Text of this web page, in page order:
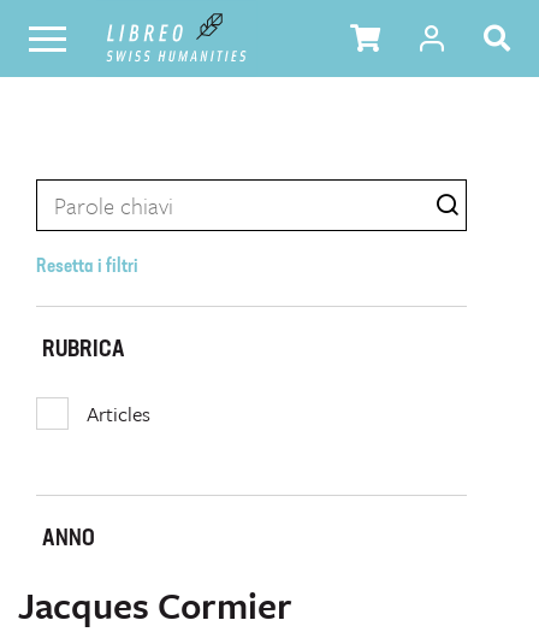
Resetta i filtri
RUBRICA
Articles
ANNO
Jacques Cormier